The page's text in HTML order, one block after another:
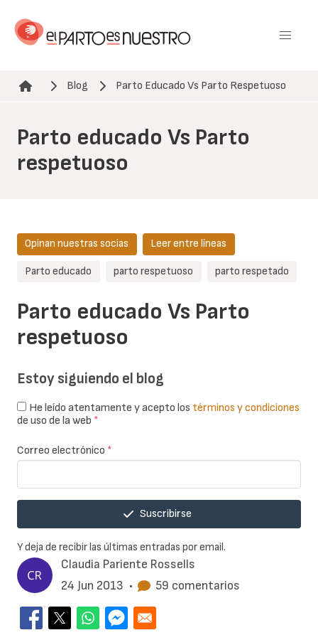
contenido
Ruta de navegación
Blog Parto Educado Vs Parto Respetuoso
Parto educado Vs Parto
respetuoso
Claudia Pariente Rossells
24 Jun 2013 • 59 comentarios
Parto educado Vs Parto
respetuoso
Opinan nuestras socias Leer entre líneas
Parto educado parto respetuoso parto respetado
Estoy siguiendo el blog
He leído atentamente y acepto los términos y condiciones
de uso de la web *
Correo electrónico *
Suscribirse
Y deja de recibir las últimas entradas por email.